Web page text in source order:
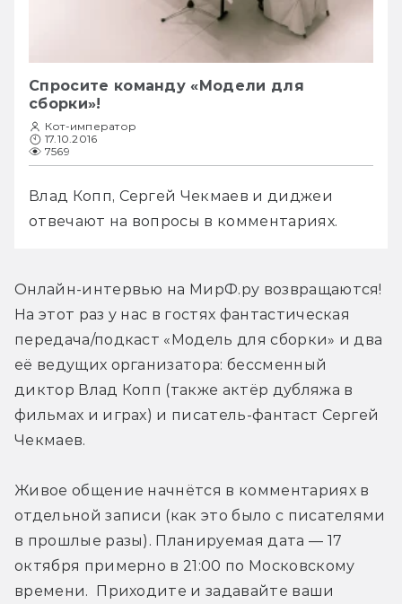
Спросите команду «Модели для
сборки»!
Кот-император
17.10.2016
7569
Влад Копп, Сергей Чекмаев и диджеи
отвечают на вопросы в комментариях.
Онлайн-интервью на МирФ.ру возвращаются!
На этот раз у нас в гостях фантастическая
передача/подкаст «Модель для сборки» и два
её ведущих организатора: бессменный
диктор Влад Копп (также актёр дубляжа в
фильмах и играх) и писатель-фантаст Сергей
Чекмаев.
Живое общение начнётся в комментариях в
отдельной записи (как это было с писателями
в прошлые разы). Планируемая дата — 17
октября примерно в 21:00 по Московскому
времени.  Приходите и задавайте ваши